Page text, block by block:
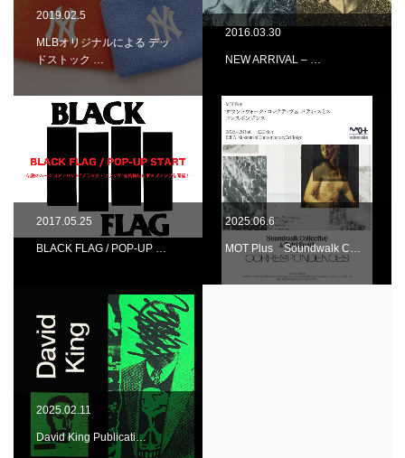
2019.02.5
MLBオリジナルによる デッ
ドストック …
2016.03.30
NEW ARRIVAL – …
2017.05.25
BLACK FLAG / POP-UP …
2025.06.6
MOT Plus Soundwalk C…
2025.02.11
David King Publicati…